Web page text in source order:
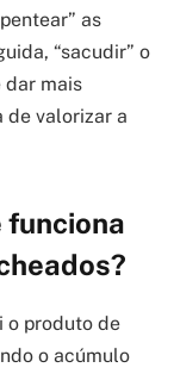
as
“sacudir” o
dar mais
de valorizar a
funciona
o produto de
o acúmulo